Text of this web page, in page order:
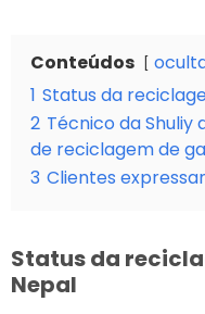
Conteúdos
1 Status da
2 Técnico da
de reciclagem de
3 Clientes
Status da
Nepal